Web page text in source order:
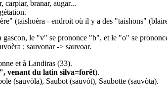
branar, augar...
(taishoèra - endroit où il y a des "taishons"
gascon, le "v" se prononce "b", et le "o" se
; sauvonar -> sauvoar.
et à Landiras (33).
venant du latin silva=forêt).
(sauvòla), Saubot (sauvòt), Saubotte (sauvòta).